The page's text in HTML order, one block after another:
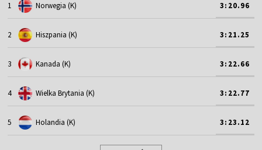
1 Norwegia (K) 3:20.96
2 Hiszpania (K) 3:21.25
3 Kanada (K) 3:22.66
4 Wielka Brytania (K) 3:22.77
5 Holandia (K) 3:23.12